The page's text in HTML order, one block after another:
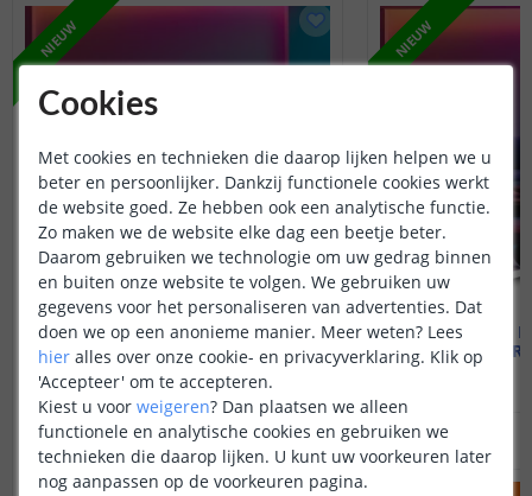
NIEUW
RexTech Inbouwspot
1 stuk | RGBWW | set
OP VOORRAAD 79,80 64,95
NIEUW
RexTech
1 stuk |
OP VOORRAAD
Cookies
Met cookies en technieken die daarop lijken helpen we u
beter en persoonlijker. Dankzij functionele cookies werkt
de website goed. Ze hebben ook een analytische functie.
Zo maken we de website elke dag een beetje beter.
Daarom gebruiken we technologie om uw gedrag binnen
en buiten onze website te volgen. We gebruiken uw
gegevens voor het personaliseren van advertenties. Dat
doen we op een anonieme manier. Meer weten? Lees
hier alles over onze cookie- en privacyverklaring. Klik op
'Accepteer' om te accepteren.
Kiest u voor weigeren? Dan plaatsen we alleen
functionele en analytische cookies en gebruiken we
technieken die daarop lijken. U kunt uw voorkeuren later
nog aanpassen op de voorkeuren pagina.